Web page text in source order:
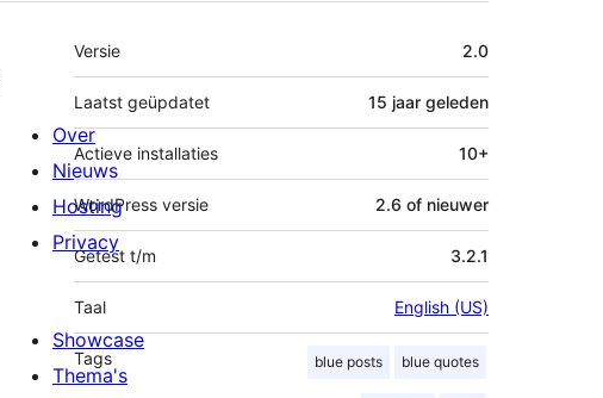
Meta
Versie 2.0
Laatst geüpdatet 15 jaar geleden
Actieve installaties 10+
WordPress versie 2.6 of nieuwer
Getest t/m 3.2.1
Taal English (US)
Tags blue posts blue quotes
Over
Nieuws
Hosting
Privacy
Showcase
Thema's